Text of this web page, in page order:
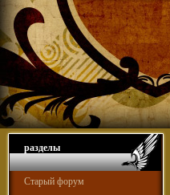
разделы
Старый форум